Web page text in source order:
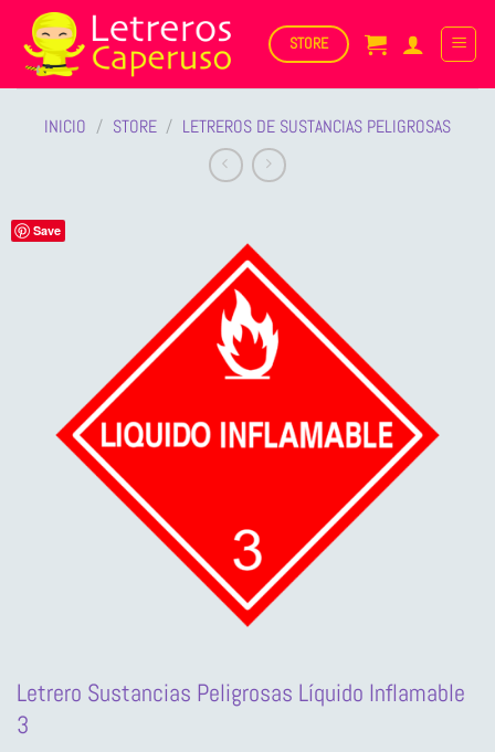
Saltar
contenido
STORE
INICIO / STORE / LETREROS DE SUSTANCIAS PELIGROSAS
Save
Letrero Sustancias Peligrosas Líquido Inflamable
3